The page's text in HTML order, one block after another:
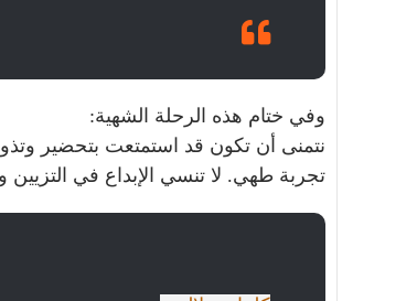
وفي ختام هذه الرحلة الشهية:
نتمنى أن تكون قد استمتعت بتحضير
تجربة طهي. لا تنسي الإبداع في التزيين